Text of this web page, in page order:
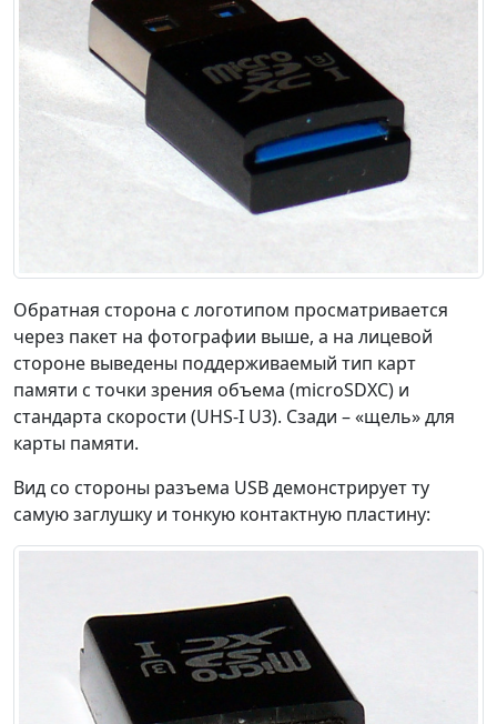
Обратная сторона с логотипом просматривается
через пакет на фотографии выше, а на лицевой
стороне выведены поддерживаемый тип карт
памяти с точки зрения объема (microSDXC) и
стандарта скорости (UHS-I U3). Сзади – «щель» для
карты памяти.
Вид со стороны разъема USB демонстрирует ту
самую заглушку и тонкую контактную пластину: